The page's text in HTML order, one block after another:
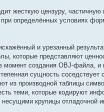
жесткую цензуру, частичную
определённых условиях
и урезанный
которые представляют
момент создания OBJ-файла,
сущность соседствует
из производной таблицы
теми, которые кодируют
крупицы отладочной